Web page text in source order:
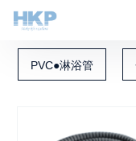
PVC●淋浴管